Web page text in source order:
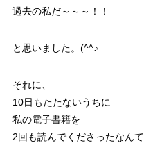
過去の私だ～～～！！
と思いました。(^^♪
それに、
10日もたたないうちに
私の電子書籍を
2回も読んでくださったなんて